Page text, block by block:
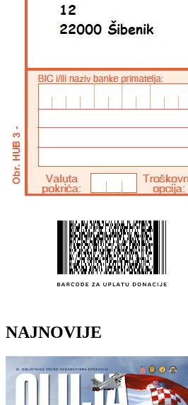
NAJNOVIJE